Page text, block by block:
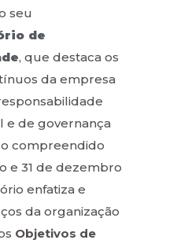
seu
de
, que destaca os
da empresa
e de governança
compreendido
e 31 de dezembro
enfatiza e
da organização
Objetivos de